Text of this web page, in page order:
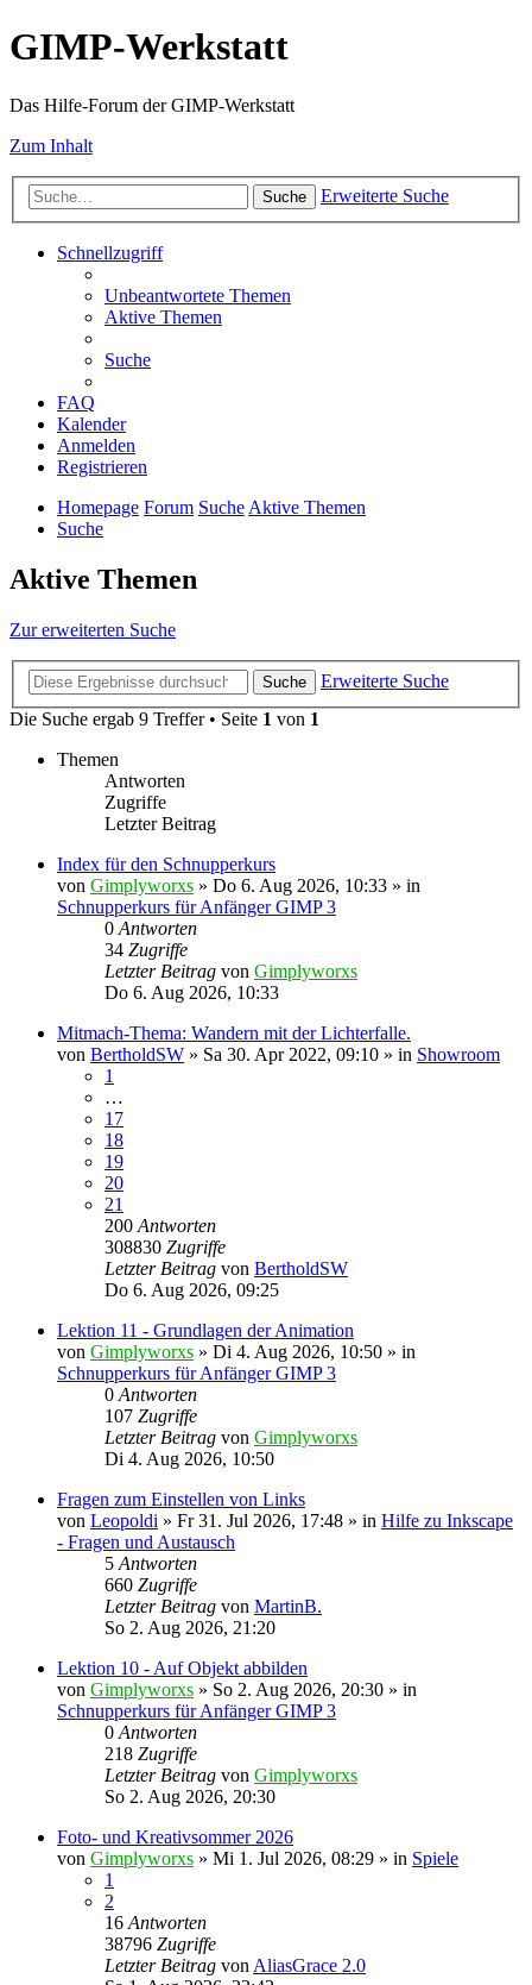
GIMP-Werkstatt
Das Hilfe-Forum der GIMP-Werkstatt
Zum Inhalt
Suche Erweiterte Suche
Schnellzugriff
Unbeantwortete Themen
Aktive Themen
Suche
FAQ
Kalender
Anmelden
Registrieren
Homepage Forum SucheAktive Themen
Suche
Aktive Themen
Zur erweiterten Suche
Suche
Erweiterte Suche
Die Suche ergab 9 Treffer • Seite 1 von 1
Themen
Antworten
Zugriffe
Letzter Beitrag
Index für den Schnupperkurs
von Gimplyworxs » Do 6. Aug 2026, 10:33 » in
Schnupperkurs für Anfänger GIMP 3
0 Antworten
34 Zugriffe
Letzter Beitrag von Gimplyworxs
Do 6. Aug 2026, 10:33
Mitmach-Thema: Wandern mit der Lichterfalle.
von BertholdSW » Sa 30. Apr 2022, 09:10 » in Showroom
1
…
17
18
19
20
21
200 Antworten
308830 Zugriffe
Letzter Beitrag von BertholdSW
Do 6. Aug 2026, 09:25
Lektion 11 - Grundlagen der Animation
von Gimplyworxs » Di 4. Aug 2026, 10:50 » in
Schnupperkurs für Anfänger GIMP 3
0 Antworten
107 Zugriffe
Letzter Beitrag von Gimplyworxs
Di 4. Aug 2026, 10:50
Fragen zum Einstellen von Links
von Leopoldi » Fr 31. Jul 2026, 17:48 » in Hilfe zu Inkscape
- Fragen und Austausch
5 Antworten
660 Zugriffe
Letzter Beitrag von MartinB.
So 2. Aug 2026, 21:20
Lektion 10 - Auf Objekt abbilden
von Gimplyworxs » So 2. Aug 2026, 20:30 » in
Schnupperkurs für Anfänger GIMP 3
0 Antworten
218 Zugriffe
Letzter Beitrag von Gimplyworxs
So 2. Aug 2026, 20:30
Foto- und Kreativsommer 2026
von Gimplyworxs » Mi 1. Jul 2026, 08:29 » in Spiele
1
2
16 Antworten
38796 Zugriffe
Letzter Beitrag von AliasGrace 2.0